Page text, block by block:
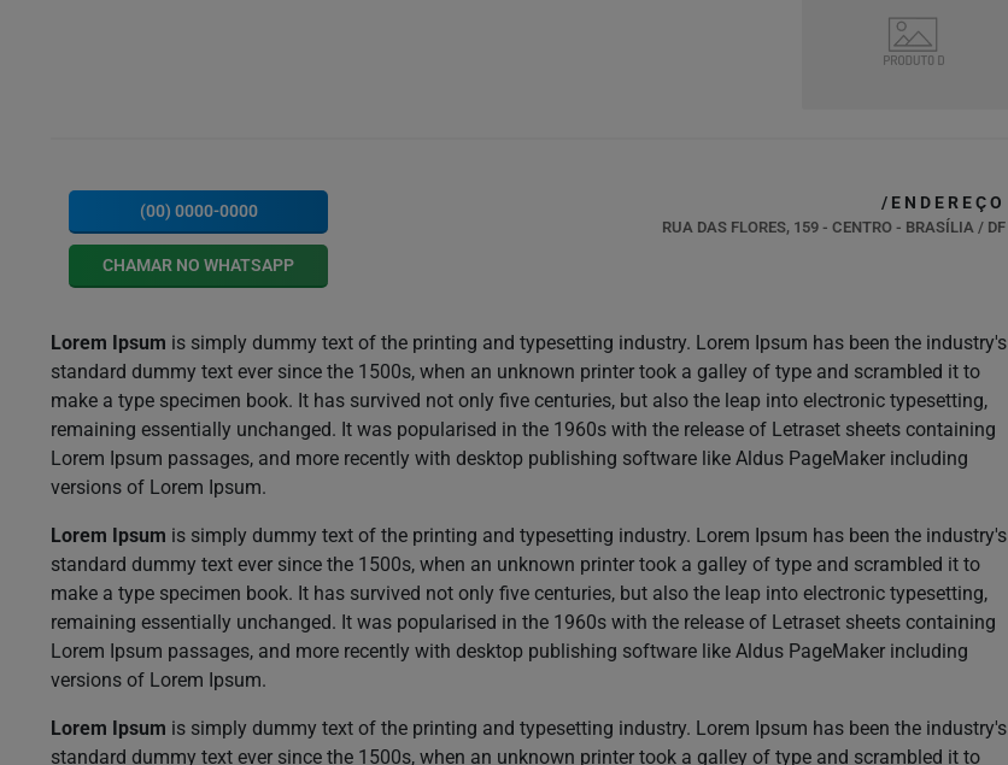
(00) 0000-0000
CHAMAR NO WHATSAPP
/ENDEREÇO
RUA DAS FLORES, 159 - CENTRO - BRASÍLIA / DF
Lorem Ipsum is simply dummy text of the printing and typesetting industry. Lorem Ipsum has been the industry's
standard dummy text ever since the 1500s, when an unknown printer took a galley of type and scrambled it to
make a type specimen book. It has survived not only five centuries, but also the leap into electronic typesetting,
remaining essentially unchanged. It was popularised in the 1960s with the release of Letraset sheets containing
Lorem Ipsum passages, and more recently with desktop publishing software like Aldus PageMaker including
versions of Lorem Ipsum.
Lorem Ipsum is simply dummy text of the printing and typesetting industry. Lorem Ipsum has been the industry's
standard dummy text ever since the 1500s, when an unknown printer took a galley of type and scrambled it to
make a type specimen book. It has survived not only five centuries, but also the leap into electronic typesetting,
remaining essentially unchanged. It was popularised in the 1960s with the release of Letraset sheets containing
Lorem Ipsum passages, and more recently with desktop publishing software like Aldus PageMaker including
versions of Lorem Ipsum.
Lorem Ipsum is simply dummy text of the printing and typesetting industry. Lorem Ipsum has been the industry's
standard dummy text ever since the 1500s, when an unknown printer took a galley of type and scrambled it to